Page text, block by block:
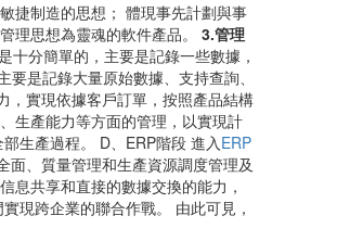
捷制造的思想； 體現事先計劃與事
管理思想為靈魂的軟件產品。 3.管理
分簡單的，主要是記錄一些數據，
是記錄大量原始數據、支持查詢、
，實現依據客戶訂單，按照產品結構
生產能力等方面的管理，以實現計
生產過程。 D、ERP階段 進入ERP
、質量管理和生產資源調度管理及
息共享和直接的數據交換的能力，
現跨企業的聯合作戰。 由此可見，